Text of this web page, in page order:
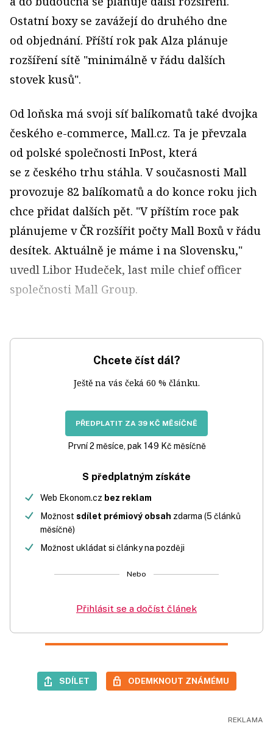
Ostatní boxy se zavážejí do druhého dne
od objednání. Příští rok pak Alza plánuje
rozšíření sítě "minimálně v řádu dalších
stovek kusů".
Od loňska má svoji síť balíkomatů také dvojka
českého e­-commerce, Mall.cz. Ta je převzala
od polské společnosti InPost, která
se z českého trhu stáhla. V současnosti Mall
provozuje 82 balíkomatů a do konce roku jich
chce přidat dalších pět. "V příštím roce pak
plánujeme v ČR rozšířit počty Mall Boxů v řádu
desítek. Aktuálně je máme i na Slovensku,"
uvedl Libor Hudeček, last mile chief officer
společnosti Mall Group.
Chcete číst dál?
Ještě na vás čeká 60 % článku.
PŘEDPLATIT ZA 39 KČ MĚSÍČNĚ
První 2 měsíce, pak 149 Kč měsíčně
S předplatným získáte
Web Ekonom.cz bez reklam
Možnost sdílet prémiový obsah zdarma (5 článků
měsíčně)
Možnost ukládat si články na později
Nebo
Přihlásit se a dočíst článek
SDÍLET ODEMKNOUT ZNÁMÉMU